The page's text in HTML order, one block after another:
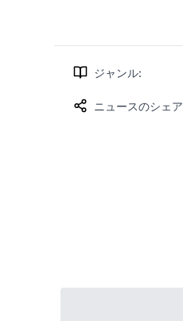
ジャンル:
ニュースのシェア